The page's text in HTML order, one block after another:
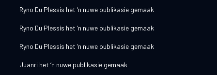
Ryno Du Plessis het ‘n nuwe publikasie gemaak
Ryno Du Plessis het ‘n nuwe publikasie gemaak
Ryno Du Plessis het ‘n nuwe publikasie gemaak
Juanri het ‘n nuwe publikasie gemaak